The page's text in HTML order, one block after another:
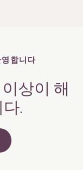
영합니다
상이 해
.